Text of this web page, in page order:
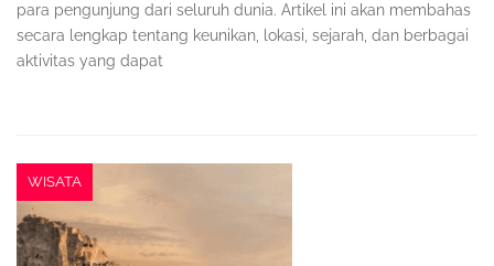
para pengunjung dari seluruh dunia. Artikel ini akan membahas
secara lengkap tentang keunikan, lokasi, sejarah, dan berbagai
aktivitas yang dapat
WISATA